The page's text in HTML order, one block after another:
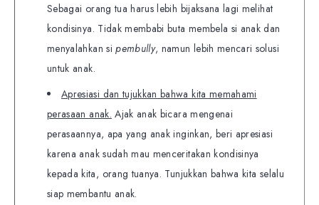
Sebagai orang tua harus lebih bijaksana lagi melihat
kondisinya. Tidak membabi buta membela si anak dan
menyalahkan sipembully, namun lebih mencari solusi
untuk anak.
Apresiasi dan tujukkan bahwa kita memahami
perasaan anak. Ajak anak bicara mengenai
perasaannya, apa yang anak inginkan, beri apresiasi
karena anak sudah mau menceritakan kondisinya
kepada kita, orang tuanya. Tunjukkan bahwa kita selalu
siap membantu anak.